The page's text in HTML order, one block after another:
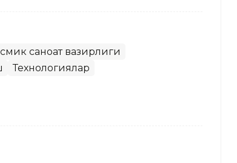
саноат вазирлиги
Технологиялар